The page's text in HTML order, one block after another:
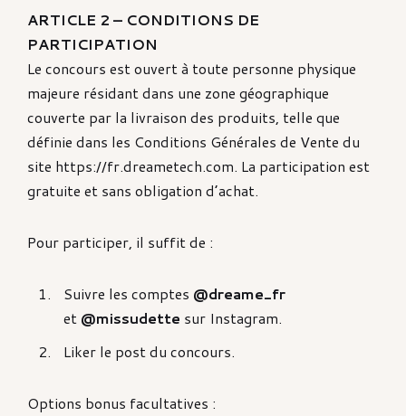
ARTICLE 2 – CONDITIONS DE
PARTICIPATION
Le concours est ouvert à toute personne physique
majeure résidant dans une zone géographique
couverte par la livraison des produits, telle que
définie dans les Conditions Générales de Vente du
site https://fr.dreametech.com. La participation est
gratuite et sans obligation d’achat.
Pour participer, il suffit de :
Suivre les comptes @dreame_fr
et @missudette sur Instagram.
Liker le post du concours.
Options bonus facultatives :